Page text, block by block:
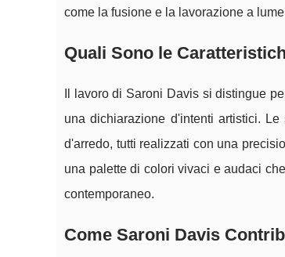
come la fusione e la lavorazione a
Quali Sono le
Il lavoro di Saroni Davis si distingue
una dichiarazione d'intenti artistici.
d'arredo, tutti realizzati con una
una palette di colori vivaci e audaci
contemporaneo.
Come Saroni Davis